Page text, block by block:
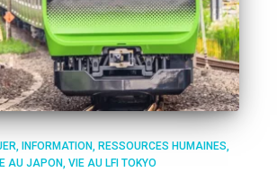
INFORMATION
RESSOURCES HUMAINES
AU JAPON VIE AU LFI TOKYO